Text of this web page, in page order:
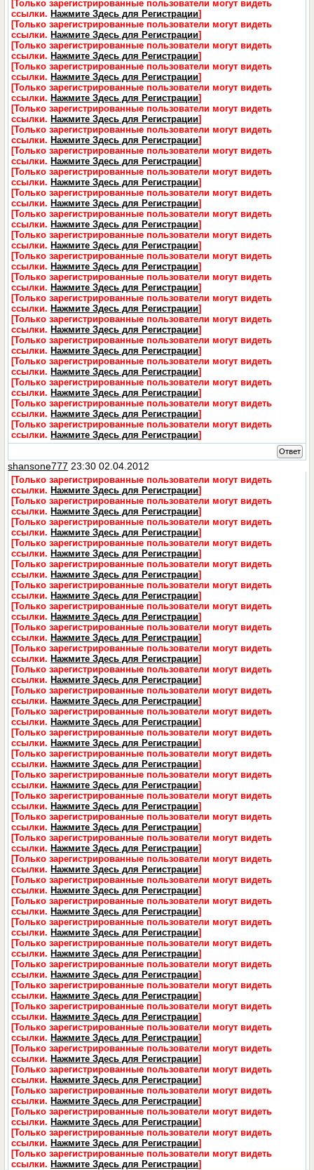
[Только зарегистрированные пользователи могут видеть
ссылки. Нажмите Здесь для Регистрации]
[Только зарегистрированные пользователи могут видеть
ссылки. Нажмите Здесь для Регистрации]
[Только зарегистрированные пользователи могут видеть
ссылки. Нажмите Здесь для Регистрации]
[Только зарегистрированные пользователи могут видеть
ссылки. Нажмите Здесь для Регистрации]
[Только зарегистрированные пользователи могут видеть
ссылки. Нажмите Здесь для Регистрации]
[Только зарегистрированные пользователи могут видеть
ссылки. Нажмите Здесь для Регистрации]
[Только зарегистрированные пользователи могут видеть
ссылки. Нажмите Здесь для Регистрации]
[Только зарегистрированные пользователи могут видеть
ссылки. Нажмите Здесь для Регистрации]
[Только зарегистрированные пользователи могут видеть
ссылки. Нажмите Здесь для Регистрации]
[Только зарегистрированные пользователи могут видеть
ссылки. Нажмите Здесь для Регистрации]
[Только зарегистрированные пользователи могут видеть
ссылки. Нажмите Здесь для Регистрации]
[Только зарегистрированные пользователи могут видеть
ссылки. Нажмите Здесь для Регистрации]
[Только зарегистрированные пользователи могут видеть
ссылки. Нажмите Здесь для Регистрации]
[Только зарегистрированные пользователи могут видеть
ссылки. Нажмите Здесь для Регистрации]
[Только зарегистрированные пользователи могут видеть
ссылки. Нажмите Здесь для Регистрации]
[Только зарегистрированные пользователи могут видеть
ссылки. Нажмите Здесь для Регистрации]
[Только зарегистрированные пользователи могут видеть
ссылки. Нажмите Здесь для Регистрации]
[Только зарегистрированные пользователи могут видеть
ссылки. Нажмите Здесь для Регистрации]
[Только зарегистрированные пользователи могут видеть
ссылки. Нажмите Здесь для Регистрации]
[Только зарегистрированные пользователи могут видеть
ссылки. Нажмите Здесь для Регистрации]
[Только зарегистрированные пользователи могут видеть
ссылки. Нажмите Здесь для Регистрации]
Ответ
shansone777 23:30 02.04.2012
[Только зарегистрированные пользователи могут видеть
ссылки. Нажмите Здесь для Регистрации]
[Только зарегистрированные пользователи могут видеть
ссылки. Нажмите Здесь для Регистрации]
[Только зарегистрированные пользователи могут видеть
ссылки. Нажмите Здесь для Регистрации]
[Только зарегистрированные пользователи могут видеть
ссылки. Нажмите Здесь для Регистрации]
[Только зарегистрированные пользователи могут видеть
ссылки. Нажмите Здесь для Регистрации]
[Только зарегистрированные пользователи могут видеть
ссылки. Нажмите Здесь для Регистрации]
[Только зарегистрированные пользователи могут видеть
ссылки. Нажмите Здесь для Регистрации]
[Только зарегистрированные пользователи могут видеть
ссылки. Нажмите Здесь для Регистрации]
[Только зарегистрированные пользователи могут видеть
ссылки. Нажмите Здесь для Регистрации]
[Только зарегистрированные пользователи могут видеть
ссылки. Нажмите Здесь для Регистрации]
[Только зарегистрированные пользователи могут видеть
ссылки. Нажмите Здесь для Регистрации]
[Только зарегистрированные пользователи могут видеть
ссылки. Нажмите Здесь для Регистрации]
[Только зарегистрированные пользователи могут видеть
ссылки. Нажмите Здесь для Регистрации]
[Только зарегистрированные пользователи могут видеть
ссылки. Нажмите Здесь для Регистрации]
[Только зарегистрированные пользователи могут видеть
ссылки. Нажмите Здесь для Регистрации]
[Только зарегистрированные пользователи могут видеть
ссылки. Нажмите Здесь для Регистрации]
[Только зарегистрированные пользователи могут видеть
ссылки. Нажмите Здесь для Регистрации]
[Только зарегистрированные пользователи могут видеть
ссылки. Нажмите Здесь для Регистрации]
[Только зарегистрированные пользователи могут видеть
ссылки. Нажмите Здесь для Регистрации]
[Только зарегистрированные пользователи могут видеть
ссылки. Нажмите Здесь для Регистрации]
[Только зарегистрированные пользователи могут видеть
ссылки. Нажмите Здесь для Регистрации]
[Только зарегистрированные пользователи могут видеть
ссылки. Нажмите Здесь для Регистрации]
[Только зарегистрированные пользователи могут видеть
ссылки. Нажмите Здесь для Регистрации]
[Только зарегистрированные пользователи могут видеть
ссылки. Нажмите Здесь для Регистрации]
[Только зарегистрированные пользователи могут видеть
ссылки. Нажмите Здесь для Регистрации]
[Только зарегистрированные пользователи могут видеть
ссылки. Нажмите Здесь для Регистрации]
[Только зарегистрированные пользователи могут видеть
ссылки. Нажмите Здесь для Регистрации]
[Только зарегистрированные пользователи могут видеть
ссылки. Нажмите Здесь для Регистрации]
[Только зарегистрированные пользователи могут видеть
ссылки. Нажмите Здесь для Регистрации]
[Только зарегистрированные пользователи могут видеть
ссылки. Нажмите Здесь для Регистрации]
[Только зарегистрированные пользователи могут видеть
ссылки. Нажмите Здесь для Регистрации]
[Только зарегистрированные пользователи могут видеть
ссылки. Нажмите Здесь для Регистрации]
[Только зарегистрированные пользователи могут видеть
ссылки. Нажмите Здесь для Регистрации]